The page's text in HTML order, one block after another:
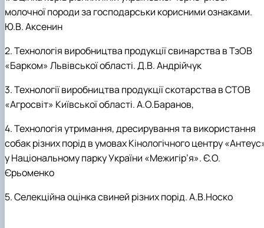
молочної породи за господарськи корисними ознаками.
Ю.В. Аксенин
2.Технологія виробництва продукції свинарства в ТзОВ
«Барком» Львівської області.Д.В. Андрійчук
3.Технології виробництва продукції скотарства в СТОВ
«Агросвіт» Київської області. А.О.Баранов,
4.Технологія утримання, дресирування та використання
собак різних порід в умовах Кінологічного центру
у Національному парку України «Межигір’я». Є.О.
Єрьоменко
5.Селекційна оцінка свиней різних порід. А.В.Носко